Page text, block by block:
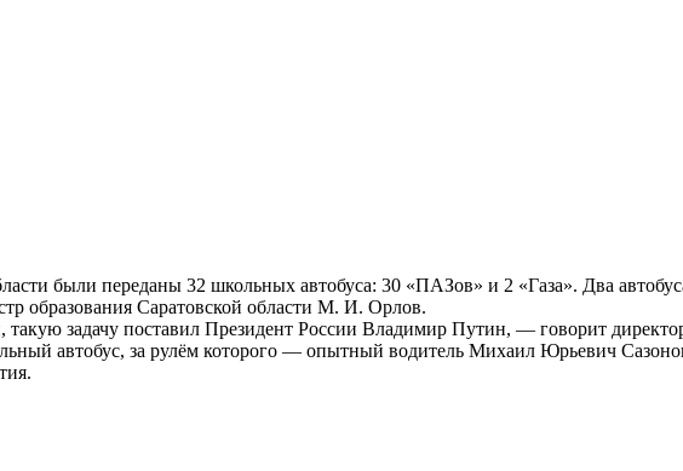
были переданы 32 школьных автобуса: 30 «ПАЗов» и 2 «Газа». Два
Саратовской области М. И. Орлов.
задачу поставил Президент России Владимир Путин, — говорит
автобус, за рулём которого — опытный водитель Михаил Юрьевич Сазонов,